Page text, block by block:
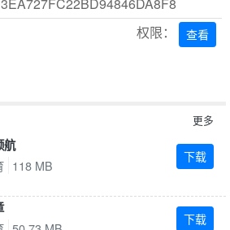
权限： 查看
更多
航
118 MB
下载
下载